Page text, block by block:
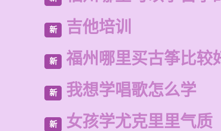
新 吉他培训
新 福州哪里买古筝比较
新 我想学唱歌怎么学
新 女孩学尤克里里气质